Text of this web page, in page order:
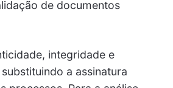
de documentos
integridade e
a assinatura